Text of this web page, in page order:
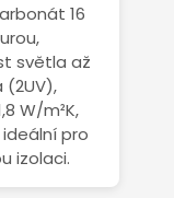
16
světla až
(2UV),
W/m²K,
pro
izolaci.